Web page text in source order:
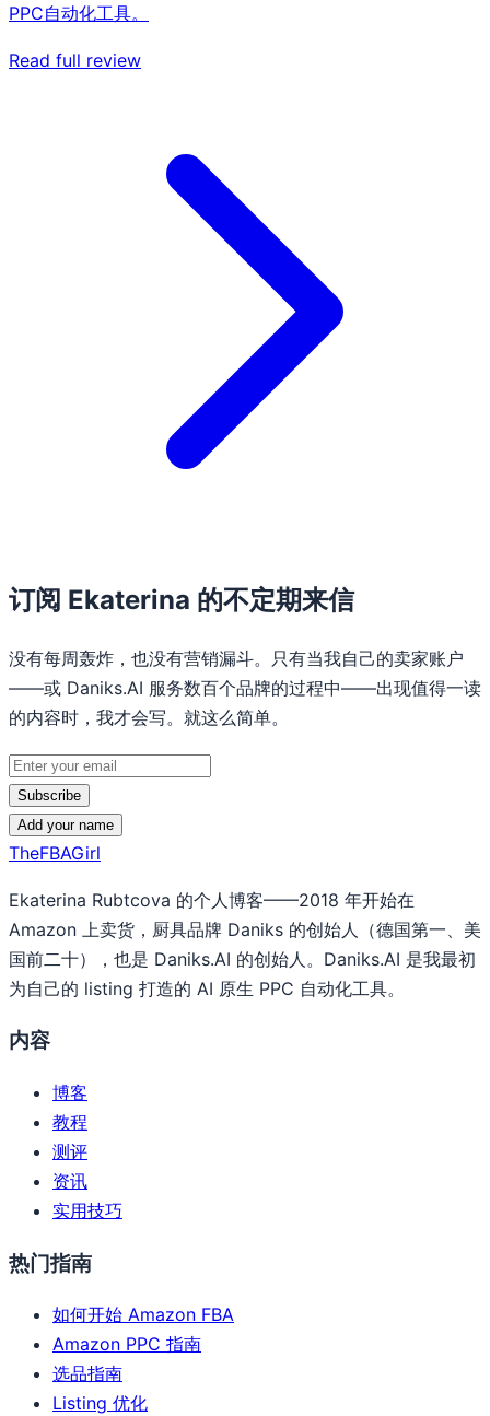
PPC自动化工具。
Read full review
订阅 Ekaterina 的不定期来信
没有每周轰炸，也没有营销漏斗。只有当我自己的卖家账户
——或 Daniks.AI 服务数百个品牌的过程中——出现值得一读
的内容时，我才会写。就这么简单。
Subscribe
Add your name
TheFBAGirl
Ekaterina Rubtcova 的个人博客——2018 年开始在
Amazon 上卖货，厨具品牌 Daniks 的创始人（德国第一、美
国前二十），也是 Daniks.AI 的创始人。Daniks.AI 是我最初
为自己的 listing 打造的 AI 原生 PPC 自动化工具。
内容
博客
教程
测评
资讯
实用技巧
热门指南
如何开始 Amazon FBA
Amazon PPC 指南
选品指南
Listing 优化